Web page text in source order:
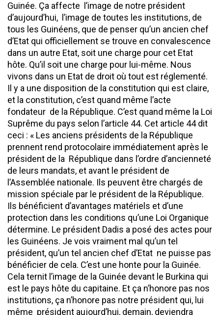
Guinée. Ça affecte l’image de notre président
d’aujourd’hui, l’image de toutes les institutions, de
tous les Guinéens, que de penser qu’un ancien chef
d’Etat qui officiellement se trouve en convalescence
dans un autre Etat, soit une charge pour cet Etat
hôte. Qu’il soit une charge pour lui-même. Nous
vivons dans un Etat de droit où tout est réglementé.
Il y a une disposition de la constitution qui est claire,
et la constitution, c’est quand même l’acte
fondateur de la République. C’est quand même la Loi
Suprême du pays selon l’article 44. Cet article 44 dit
ceci : « Les anciens présidents de la République
prennent rend protocolaire immédiatement après le
président de la République dans l’ordre d’ancienneté
de leurs mandats, et avant le président de
l’Assemblée nationale. Ils peuvent être chargés de
mission spéciale par le président de la République.
Ils bénéficient d’avantages matériels et d’une
protection dans les conditions qu’une Loi Organique
détermine. Le président Dadis a posé des actes pour
les Guinéens. Je vois vraiment mal qu’un tel
président, qu’un tel ancien chef d’Etat ne puisse pas
bénéficier de cela. C’est une honte pour la Guinée.
Cela ternit l’image de la Guinée devant le Burkina qui
est le pays hôte du capitaine. Et ça n’honore pas nos
institutions, ça n’honore pas notre président qui, lui
même président aujourd’hui, demain, deviendra